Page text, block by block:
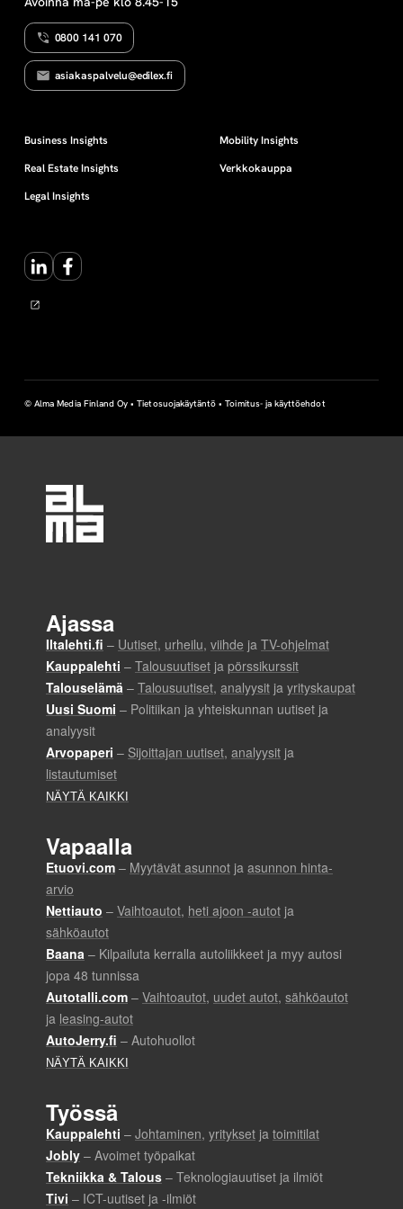
s
e
t
0800 141 070
asiakaspalvelu@edilex.fi
Business Insights
Real Estate Insights
Legal Insights
Mobility Insights
Verkkokauppa
LinkedInFacebook
© Alma Media Finland Oy •Tietosuojakäytäntö •Toimitus- ja käyttöehdot